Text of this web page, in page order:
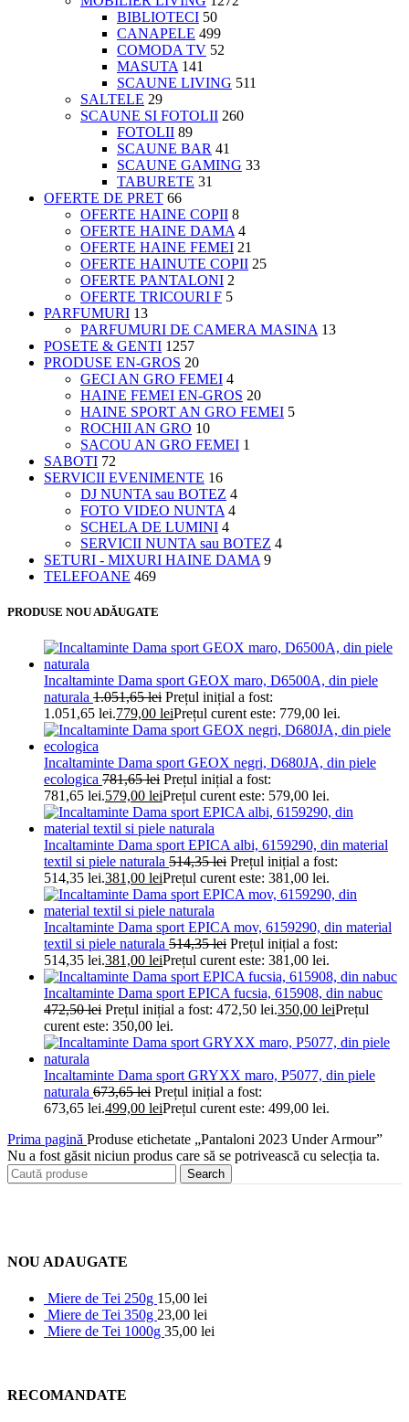
BIBLIOTECI 50
CANAPELE 499
COMODA TV 52
MASUTA 141
SCAUNE LIVING 511
SALTELE 29
SCAUNE SI FOTOLII 260
FOTOLII 89
SCAUNE BAR 41
SCAUNE GAMING 33
TABURETE 31
OFERTE DE PRET 66
OFERTE HAINE COPII 8
OFERTE HAINE DAMA 4
OFERTE HAINE FEMEI 21
OFERTE HAINUTE COPII 25
OFERTE PANTALONI 2
OFERTE TRICOURI F 5
PARFUMURI 13
PARFUMURI DE CAMERA MASINA 13
POSETE & GENTI 1257
PRODUSE EN-GROS 20
GECI AN GRO FEMEI 4
HAINE FEMEI EN-GROS 20
HAINE SPORT AN GRO FEMEI 5
ROCHII AN GRO 10
SACOU AN GRO FEMEI 1
SABOTI 72
SERVICII EVENIMENTE 16
DJ NUNTA sau BOTEZ 4
FOTO VIDEO NUNTA 4
SCHELA DE LUMINI 4
SERVICII NUNTA sau BOTEZ 4
SETURI - MIXURI HAINE DAMA 9
TELEFOANE 469
PRODUSE NOU ADĂUGATE
Incaltaminte Dama sport GEOX maro, D6500A, din piele
naturala 1.051,65lei Prețul inițial a fost:
1.051,65 lei.779,00 leiPrețul curent este: 779,00 lei.
Incaltaminte Dama sport GEOX negri, D680JA, din piele
ecologica 781,65lei Prețul inițial a fost:
781,65 lei.579,00 leiPrețul curent este: 579,00 lei.
Incaltaminte Dama sport EPICA albi, 6159290, din material
textil si piele naturala 514,35lei Prețul inițial a fost:
514,35 lei.381,00 leiPrețul curent este: 381,00 lei.
Incaltaminte Dama sport EPICA mov, 6159290, din material
textil si piele naturala 514,35lei Prețul inițial a fost:
514,35 lei.381,00 leiPrețul curent este: 381,00 lei.
Incaltaminte Dama sport EPICA fucsia, 615908, din nabuc
472,50lei Prețul inițial a fost: 472,50 lei.350,00 leiPrețul
curent este: 350,00 lei.
Incaltaminte Dama sport GRYXX maro, P5077, din piele
naturala 673,65lei Prețul inițial a fost:
673,65 lei.499,00 leiPrețul curent este: 499,00 lei.
Prima pagină Produse etichetate „Pantaloni 2023 Under Armour”
Nu a fost găsit niciun produs care să se potrivească cu selecția ta.
Search
NOU ADAUGATE
Miere de Tei 250g 15,00 lei
Miere de Tei 350g 23,00 lei
Miere de Tei 1000g 35,00 lei
RECOMANDATE